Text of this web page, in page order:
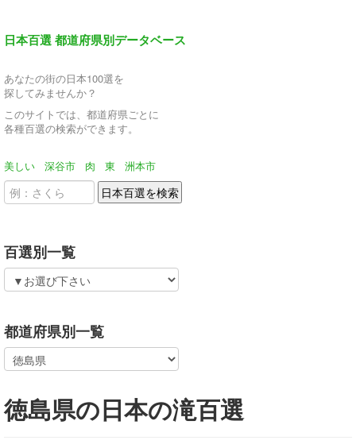
日本百選 都道府県別データベース
あなたの街の日本100選を
探してみませんか？
このサイトでは、都道府県ごとに
各種百選の検索ができます。
美しい 深谷市 肉 東 洲本市
百選別一覧
都道府県別一覧
徳島県の日本の滝百選